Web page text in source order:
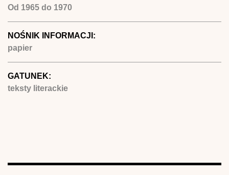
Od 1965 do 1970
NOŚNIK INFORMACJI:
papier
GATUNEK:
teksty literackie